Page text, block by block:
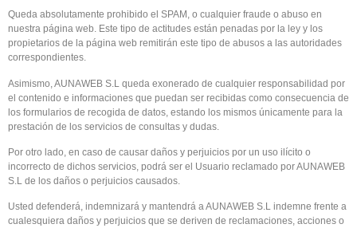
Queda absolutamente prohibido el SPAM, o cualquier fraude o abuso en
nuestra página web. Este tipo de actitudes están penadas por la ley y los
propietarios de la página web remitirán este tipo de abusos a las autoridades
correspondientes.
Asimismo, AUNAWEB S.L queda exonerado de cualquier responsabilidad por
el contenido e informaciones que puedan ser recibidas como consecuencia de
los formularios de recogida de datos, estando los mismos únicamente para la
prestación de los servicios de consultas y dudas.
Por otro lado, en caso de causar daños y perjuicios por un uso ilícito o
incorrecto de dichos servicios, podrá ser el Usuario reclamado por AUNAWEB
S.L de los daños o perjuicios causados.
Usted defenderá, indemnizará y mantendrá a AUNAWEB S.L indemne frente a
cualesquiera daños y perjuicios que se deriven de reclamaciones, acciones o